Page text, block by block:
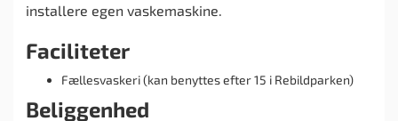
installere egen vaskemaskine.
Faciliteter
Fællesvaskeri (kan benyttes efter 15 i Rebildparken)
Beliggenhed